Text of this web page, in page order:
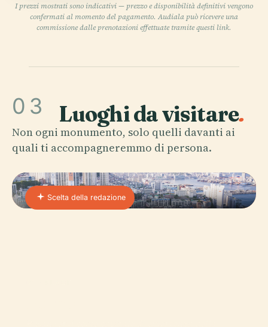
I prezzi mostrati sono indicativi — prezzo e disponibilità definitivi vengono
confermati al momento del pagamento. Audiala può ricevere una
commissione dalle prenotazioni effettuate tramite questi link.
03 Luoghi da visitare.
Non ogni monumento, solo quelli davanti ai
quali ti accompagneremmo di persona.
Scelta della redazione